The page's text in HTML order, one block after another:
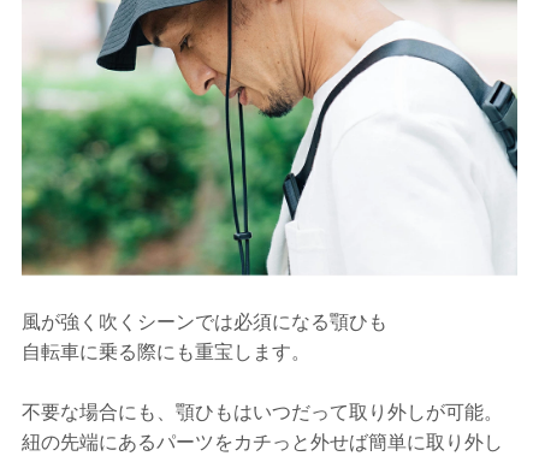
風が強く吹くシーンでは必須になる顎ひも
自転車に乗る際にも重宝します。
不要な場合にも、顎ひもはいつだって取り外しが可能。
紐の先端にあるパーツをカチっと外せば簡単に取り外し